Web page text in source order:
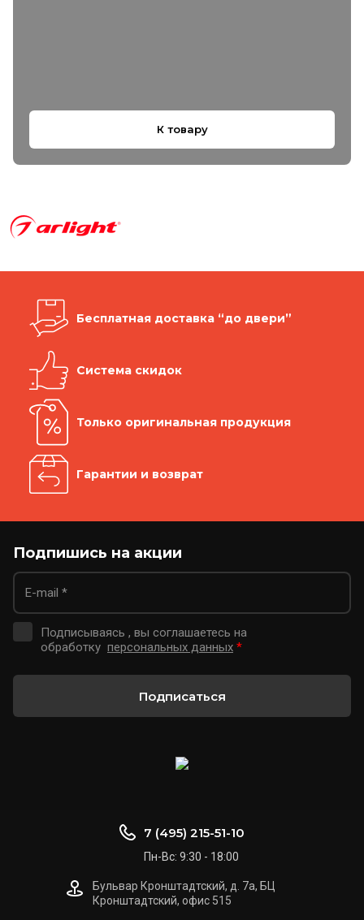
К товару
Бесплатная доставка “до двери”
Система скидок
Только оригинальная продукция
Гарантии и возврат
Подпишись на акции
Подписываясь , вы соглашаетесь на
обработку персональных данных *
Подписаться
7 (495) 215-51-10
Пн-Вс: 9:30 - 18:00
Бульвар Кронштадтский, д. 7а, БЦ
Кронштадтский, офис 515